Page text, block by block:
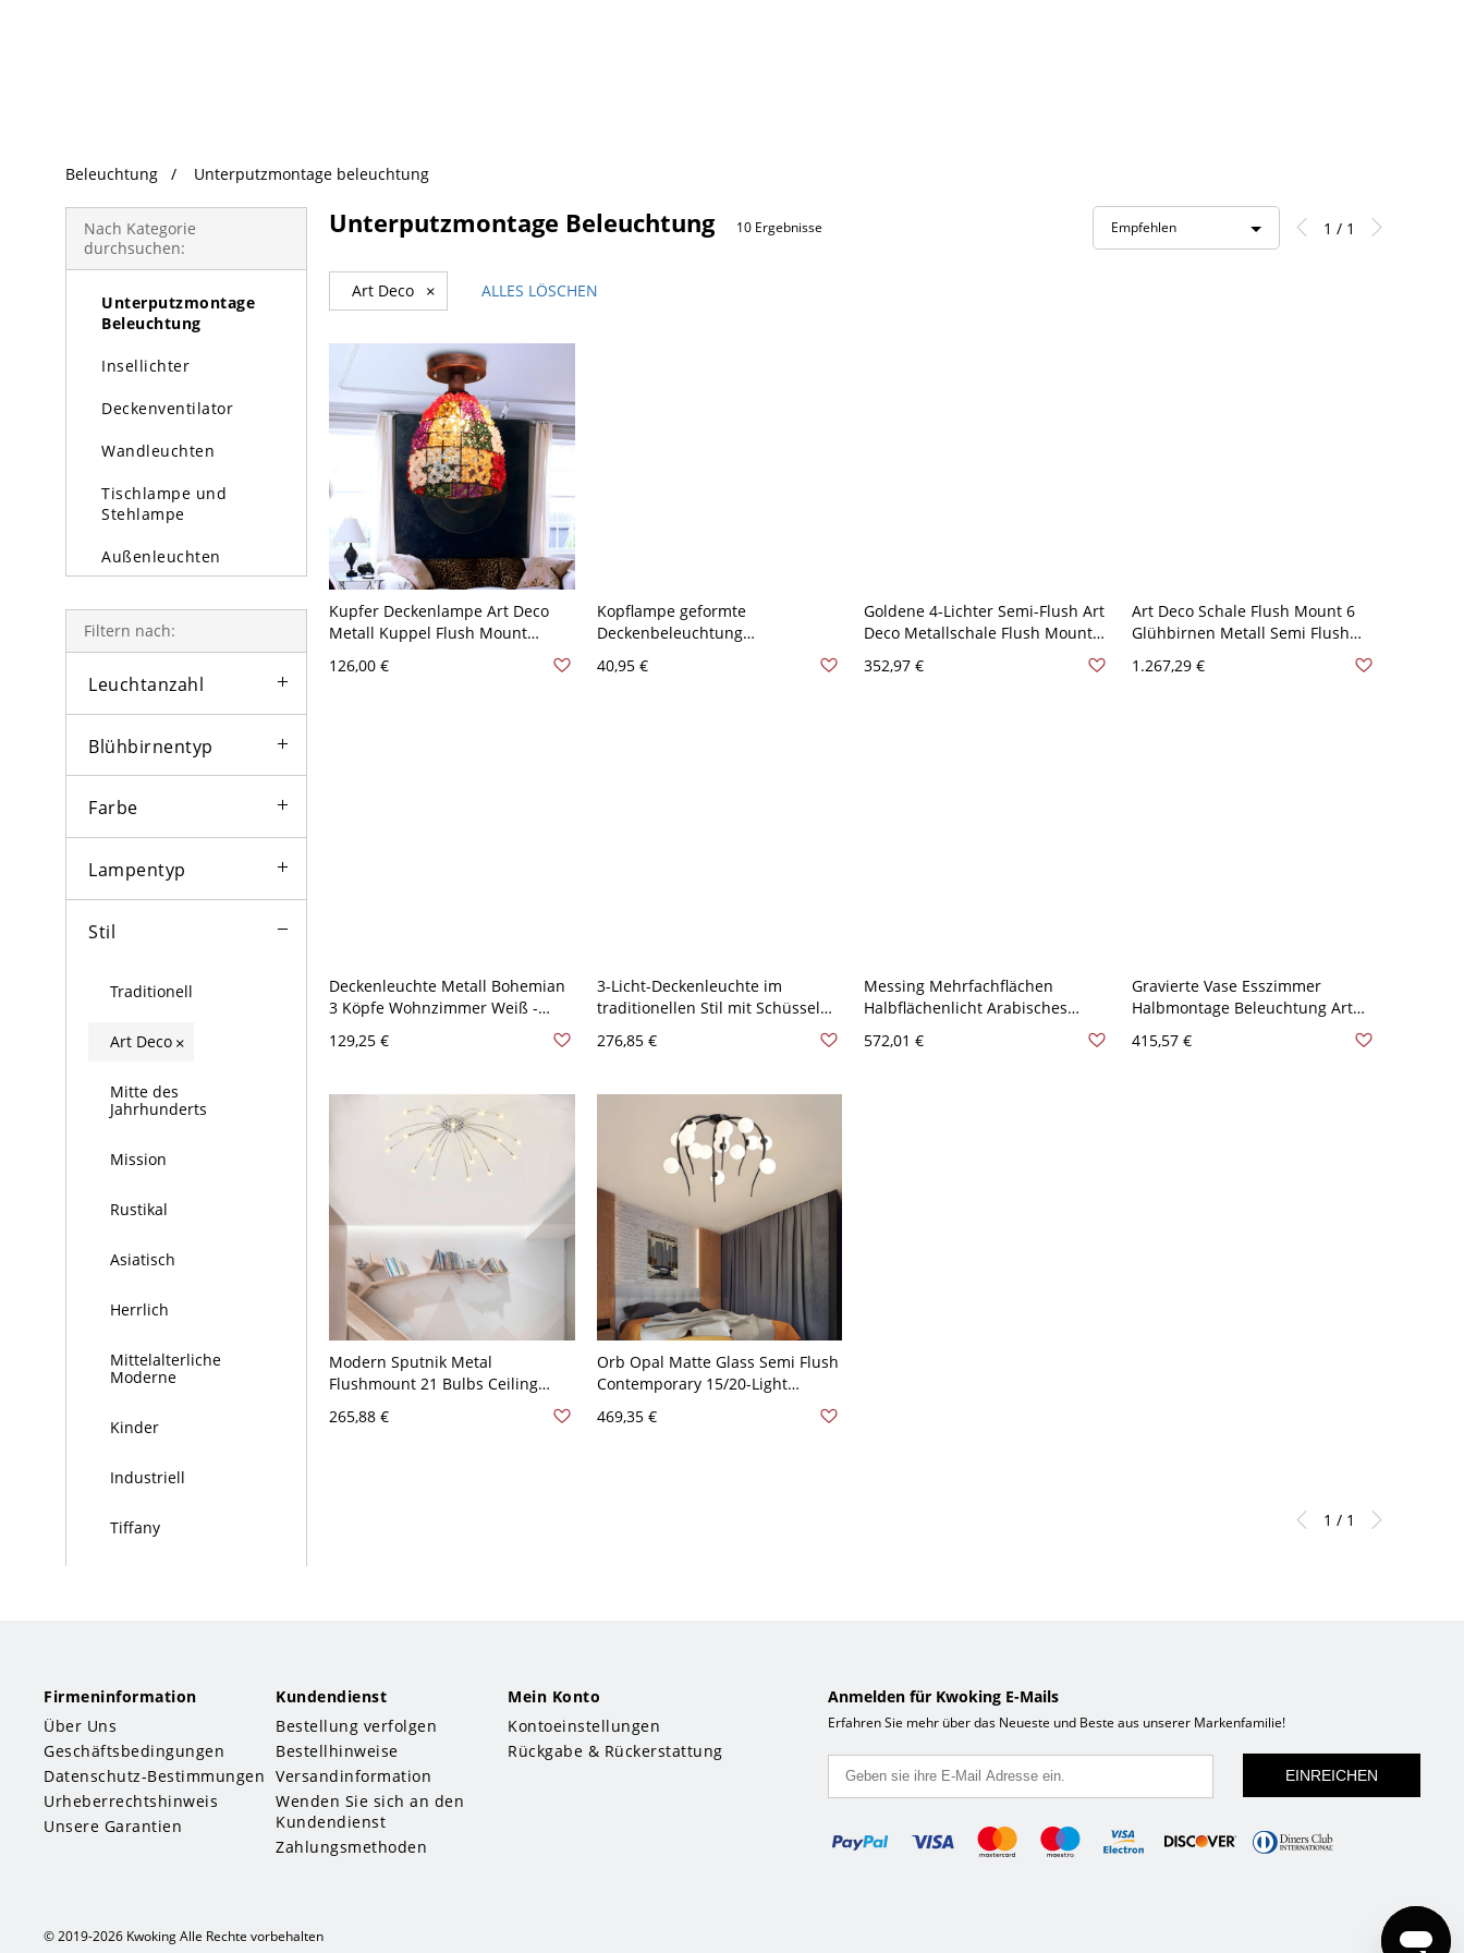
Beleuchtung Unterputzmontage beleuchtung
Nach Kategorie
durchsuchen:
Beleuchtung
Kronleuchter
Pendelleuchte
Unterputzmontage
Beleuchtung
Insellichter
Deckenventilator
Wandleuchten
Tischlampe und
Stehlampe
Außenleuchten
Filtern nach:
Leuchtanzahl
Blühbirnentyp
Farbe
Lampentyp
Stil
Traditionell
Art Deco ×
Mitte des
Jahrhunderts
Mission
Rustikal
Asiatisch
Herrlich
Mittelalterliche
Moderne
Kinder
Industriell
Tiffany
Material
Preis nicht festgelegt
Weniger als 45 €
Mehr als 451 €
Unterputzmontage Beleuchtung 10 Ergebnisse Empfehlen 1 / 1
Art Deco × ALLES LÖSCHEN
Kupfer Deckenlampe Art Deco
Metall Kuppel Flush Mount
126,00 €
Kopflampe geformte
Deckenbeleuchtung
metallisches Spotlight
40,95 €
Goldene 4-Lichter Semi-Flush Art
Deco Metallschale Flush Mount
Restaurant - Golden 110V-120V
352,97 €
Art Deco Schale Flush Mount 6
Glühbirnen Metall Semi Flush
Wohnzimmer - Messing 110V-
1.267,29 €
Deckenleuchte Metall Bohemian
3 Köpfe Wohnzimmer Weiß -
129,25 €
3-Licht-Deckenleuchte im
traditionellen Stil mit Schüssel
Messing 110V-120V
276,85 €
Messing Mehrfachflächen
Halbflächenlicht Arabisches
Deckenbeleuchtung mit
572,01 €
Gravierte Vase Esszimmer
Halbmontage Beleuchtung Art
Deco Metallisch 3-Licht Messing
Finish Deckenleuchte - Messing
415,57 €
Modern Sputnik Metal
Flushmount 21 Bulbs Ceiling
for Bedroom - 110V-120V 21
265,88 €
Orb Opal Matte Glass Semi Flush
Contemporary 15/20-Light
Design Ceiling Mount Light -
469,35 €
1 / 1
Firmeninformation
Über Uns
Geschäftsbedingungen
Datenschutz-Bestimmungen
Urheberrechtshinweis
Unsere Garantien
Kundendienst
Bestellung verfolgen
Bestellhinweise
Versandinformation
Wenden Sie sich an den
Kundendienst
Zahlungsmethoden
Mein Konto
Kontoeinstellungen
Rückgabe & Rückerstattung
Anmelden für Kwoking E-Mails
Erfahren Sie mehr über das Neueste und Beste aus unserer Markenfamilie!
EINREICHEN
© 2019-2026 Kwoking Alle Rechte vorbehalten